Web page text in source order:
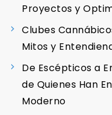
Proyectos y
Clubes
Mitos y
De Escépticos a
de Quienes Han
Moderno